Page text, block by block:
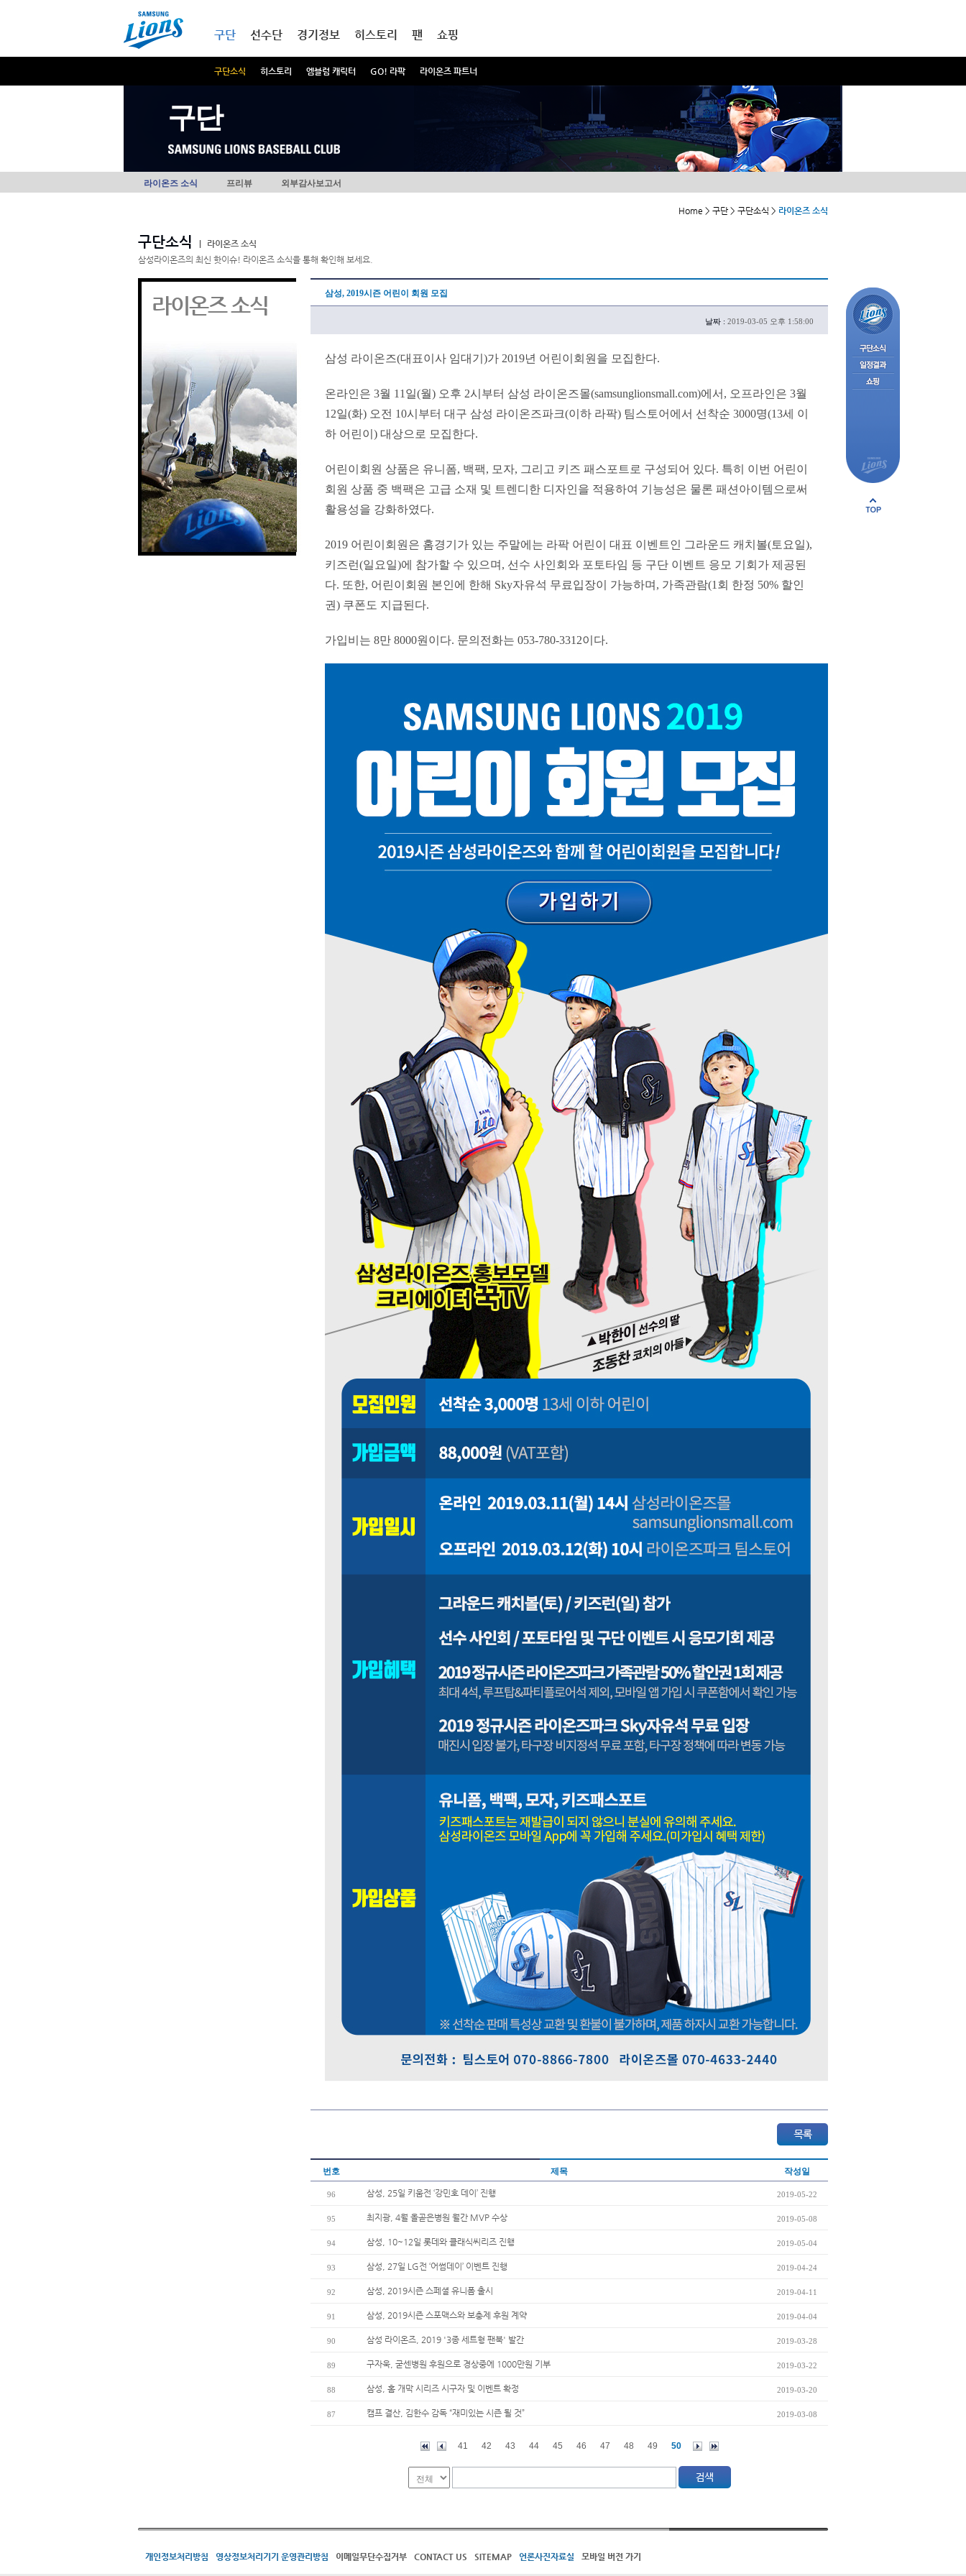
구단
구단소식 히스토리 엠블럼 캐릭터 GO! 라팍 라이온즈 파트너
선수단 경기정보 히스토리 팬 쇼핑
구단
라이온즈 소식 프리뷰 외부감사보고서
Home > 구단 > 구단소식 > 라이온즈 소식
구단소식
라이온즈 소식
삼성라이온즈의 최신 핫이슈! 라이온즈 소식을 통해 확인해 보세요.
라이온즈 소식 삼성, 2019시즌 어린이 회원 모집
날짜 : 2019-03-05 오후 1:58:00
삼성 라이온즈(대표이사 임대기)가 2019년 어린이회원을 모집한다.
온라인은 3월 11일(월) 오후 2시부터 삼성 라이온즈몰(samsunglionsmall.com)에서, 오프라인은 3월
12일(화) 오전 10시부터 대구 삼성 라이온즈파크(이하 라팍) 팀스토어에서 선착순 3000명(13세 이
하 어린이) 대상으로 모집한다.
어린이회원 상품은 유니폼, 백팩, 모자, 그리고 키즈 패스포트로 구성되어 있다. 특히 이번 어린이
회원 상품 중 백팩은 고급 소재 및 트렌디한 디자인을 적용하여 기능성은 물론 패션아이템으로써
활용성을 강화하였다.
2019 어린이회원은 홈경기가 있는 주말에는 라팍 어린이 대표 이벤트인 그라운드 캐치볼(토요일),
키즈런(일요일)에 참가할 수 있으며, 선수 사인회와 포토타임 등 구단 이벤트 응모 기회가 제공된
다. 또한, 어린이회원 본인에 한해 Sky자유석 무료입장이 가능하며, 가족관람(1회 한정 50% 할인
권) 쿠폰도 지급된다.
가입비는 8만 8000원이다. 문의전화는 053-780-3312이다.
번호 제목 작성일
96 삼성, 25일 키움전 ‘강민호 데이’ 진행 2019-05-22
95 최지광, 4월 올곧은병원 월간 MVP 수상 2019-05-08
94 삼성, 10~12일 롯데와 클래식씨리즈 진행 2019-05-04
93 삼성, 27일 LG전 ‘어썸데이’ 이벤트 진행 2019-04-24
92 삼성, 2019시즌 스페셜 유니폼 출시 2019-04-11
91 삼성, 2019시즌 스포맥스와 보충제 후원 계약 2019-04-04
90 삼성 라이온즈, 2019 '3종 세트형 팬북' 발간 2019-03-28
89 구자욱, 굳센병원 후원으로 경상중에 1000만원 기부 2019-03-22
88 삼성, 홈 개막 시리즈 시구자 및 이벤트 확정 2019-03-20
87 캠프 결산, 김한수 감독 “재미있는 시즌 될 것” 2019-03-08
41 42 43 44 45 46 47 48 49 50
개인정보처리방침 영상정보처리기기 운영관리방침 이메일무단수집거부 CONTACT US SITEMAP 언론사진자료실 모바일 버전 가기